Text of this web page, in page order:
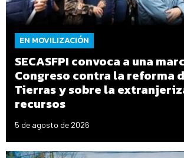
EN MOVILIZACIÓN
SECASFPI convoca a una
Congreso contra la reforma
Tierras y sobre la
recursos
5 de agosto de 2026